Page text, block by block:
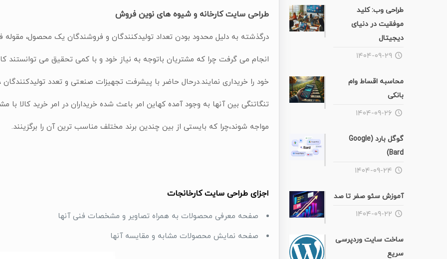
طراحی سایت کارخانه و شیوه های نوین فروش
درگذشته به دلیل محدود بودن تعداد تولیدکنندگان و فروشندگان یک محصول،
انجام می گرفت چرا که مشتریان باتوجه به نیاز خود و با کمی تحقیق می توانستند
خود را خریداری نمایند.درحال حاضر با پیشرفت تجهیزات صنعتی و تعدد تولیدکنندگان ،
تنگاتنگی بین آنها به وجود آمده کهاین امر باعث شده خریداران در امر خرید کالا با
مواجه شوند،چرا که بایستی از بین چندین برند مختلف مناسب ترین آن را برگزینند.
اجزای طراحی سایت کارخانجات
صفحه معرفی محصولات به همراه تصاویر و مشخصات فنی آنها
صفحه نمایش محصولات مشابه و مقایسه آنها
طراحی وب: کلید
موفقیت در دنیای
دیجیتال
۱۴۰۴-۰۹-۲۹
محاسبه اقساط وام
بانکی
۱۴۰۴-۰۹-۲۶
گوگل بارد (Google
Bard)
۱۴۰۴-۰۹-۲۴
آموزش سئو صفر تا صد
۱۴۰۴-۰۹-۲۲
ساخت سایت وردپرسی
سریع